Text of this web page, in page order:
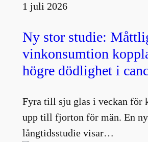
1 juli 2026
Ny stor studie:
vinkonsumtion
högre dödlighet i
Fyra till sju glas i veckan för
upp till fjorton för män. En
långtidsstudie visar…